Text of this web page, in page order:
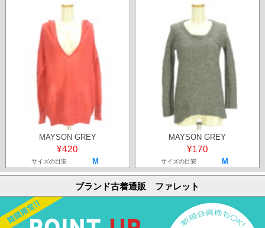
MAYSON GREY
¥420
サイズの目安 M
MAYSON GREY
¥170
サイズの目安 M
ブランド古着通販 ファレット